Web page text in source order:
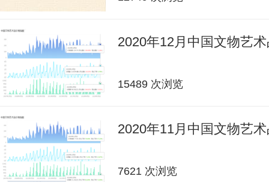
2020年12月中国文物艺
15489 次浏览
2020年11月中国文物艺
7621 次浏览